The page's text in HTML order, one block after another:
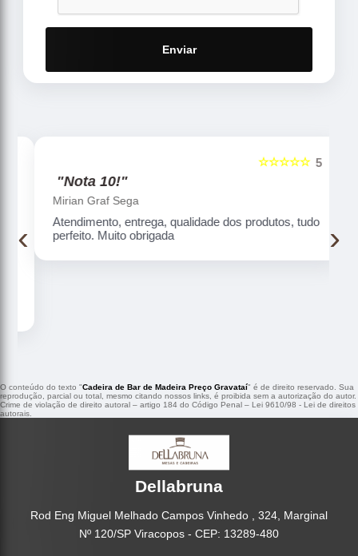
Enviar
5
☆☆☆☆☆
"Nota 10!"
Mirian Graf Sega
Atendimento, entrega, qualidade dos produtos, tudo
perfeito. Muito obrigada
‹ ›
O conteúdo do texto "Cadeira de Bar de Madeira Preço Gravataí" é de direito reservado. Sua
reprodução, parcial ou total, mesmo citando nossos links, é proibida sem a autorização do autor.
Crime de violação de direito autoral – artigo 184 do Código Penal – Lei 9610/98 - Lei de direitos
autorais
Dellabruna
Rod Eng Miguel Melhado Campos Vinhedo , 324, Marginal
Nº 120/SP Viracopos - CEP: 13289-480